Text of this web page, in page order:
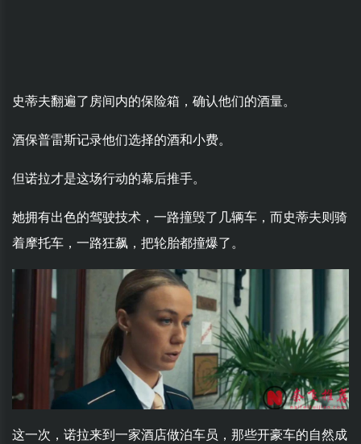
史蒂夫翻遍了房间内的保险箱，确认他们的酒量。
酒保普雷斯记录他们选择的酒和小费。
但诺拉才是这场行动的幕后推手。
她拥有出色的驾驶技术，一路撞毁了几辆车，而史蒂夫则骑
着摩托车，一路狂飙，把轮胎都撞爆了。
这一次，诺拉来到一家酒店做泊车员，那些开豪车的自然成